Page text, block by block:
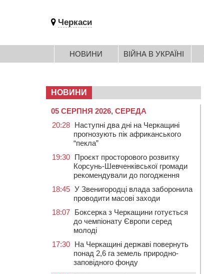
Черкаси
НОВИНИ ВІЙНА В УКРАЇНІ
НОВИНИ
05 СЕРПНЯ 2026, СЕРЕДА
20:28 Наступні два дні на Черкащині
прогнозують пік африканського
“пекла”
19:30 Проєкт просторового розвитку
Корсунь-Шевченківської громади
рекомендували до погодження
18:45 У Звенигородці влада заборонила
проводити масові заходи
18:07 Боксерка з Черкащини готується
до чемпіонату Європи серед
молоді
17:30 На Черкащині державі повернуть
понад 2,6 га земель природно-
заповідного фонду